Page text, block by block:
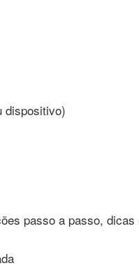
dispositivo)
passo a passo, dicas